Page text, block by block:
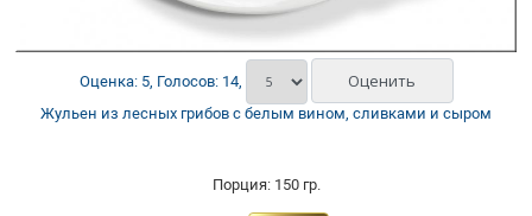
Оценка: 5, Голосов: 14,
Жульен из лесных грибов с белым вином, сливками и сыром
Порция: 150 гр.